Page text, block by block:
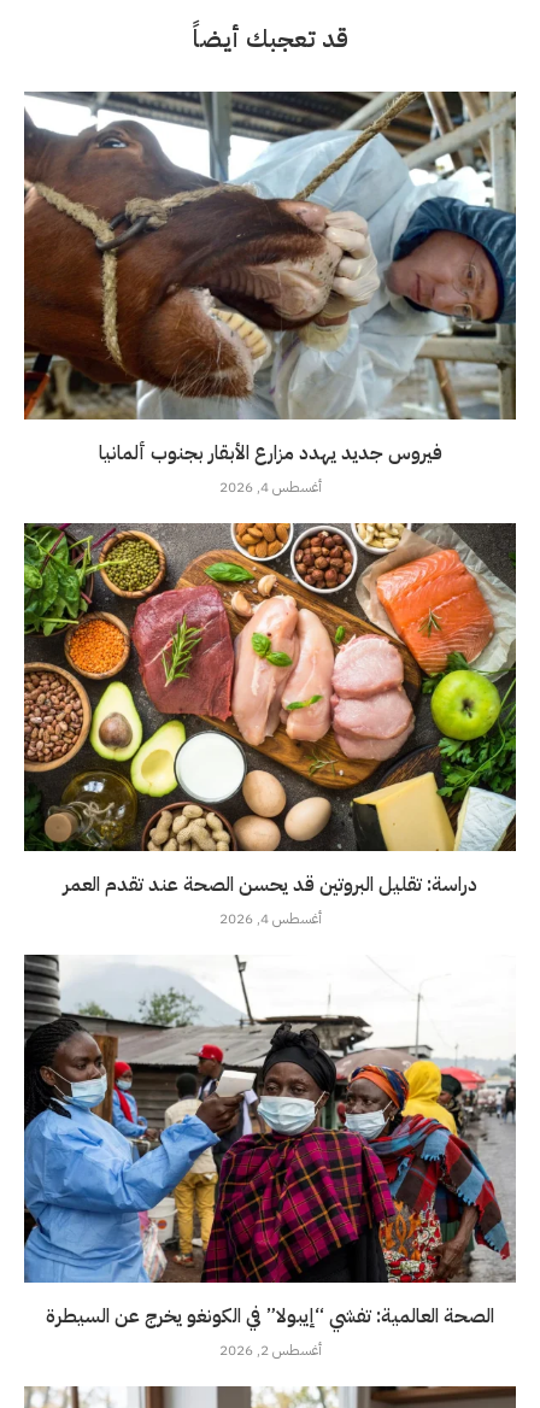
قد تعجبك أيضاً
فيروس جديد يهدد مزارع الأبقار بجنوب ألمانيا
أغسطس 4, 2026
دراسة: تقليل البروتين قد يحسن الصحة عند تقدم العمر
أغسطس 4, 2026
الصحة العالمية: تفشي “إيبولا” في الكونغو يخرج عن السيطرة
أغسطس 2, 2026